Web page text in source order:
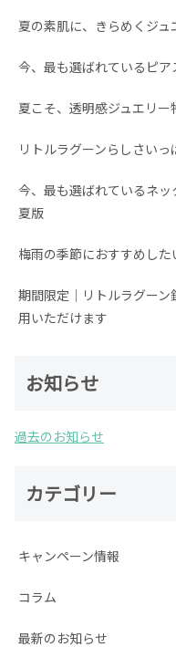
夏の素肌に、きらめくジュ
今、最も選ばれているピ
夏こそ、透明感ジュエリー
リトルラグーンらしさい
今、最も選ばれているネ
夏版
梅雨の季節におすすめし
期間限定│リトルラグーン
用いただけます
お知らせ
過去のお知らせ
カテゴリー
キャンペーン情報
コラム
最新のお知らせ